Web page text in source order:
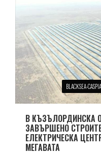
BLACKSEA-CASPIA
В КЪЗЪЛОРДИНСКА
ЗАВЪРШЕНО
ЕЛЕКТРИЧЕСКА
МЕГАВАТА